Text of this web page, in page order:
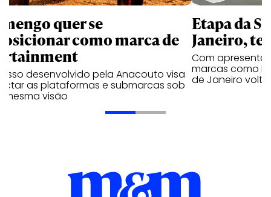
quer se
como marca de
desenvolvido pela Anacouto visa
as plataformas e submarcas sob
mesma visão
Etapa da
Janeiro,
Com
marcas como
de Janeiro